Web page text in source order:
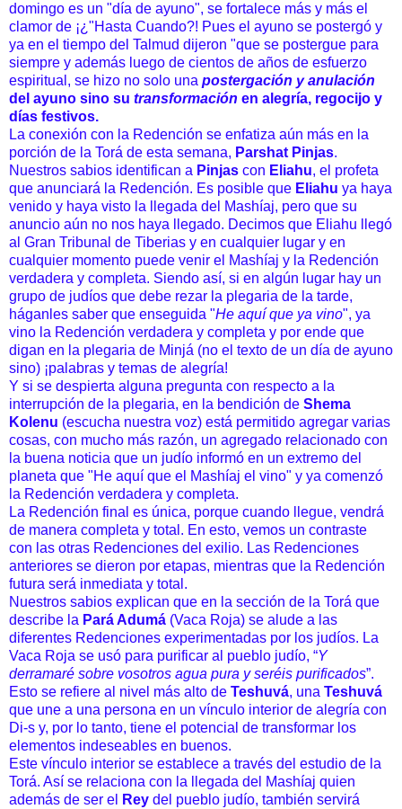
domingo es un "día de ayuno", se fortalece más y más el
clamor de ¡¿"Hasta Cuando?! Pues el ayuno se postergó y
ya en el tiempo del Talmud dijeron "que se postergue para
siempre y además luego de cientos de años de esfuerzo
espiritual, se hizo no solo una postergación y anulación
del ayuno sino su transformación en alegría, regocijo y
días festivos.
La conexión con la Redención se enfatiza aún más en la
porción de la Torá de esta semana, Parshat Pinjas.
Nuestros sabios identifican a Pinjas con Eliahu, el profeta
que anunciará la Redención. Es posible que Eliahu ya haya
venido y haya visto la llegada del Mashíaj, pero que su
anuncio aún no nos haya llegado. Decimos que Eliahu llegó
al Gran Tribunal de Tiberias y en cualquier lugar y en
cualquier momento puede venir el Mashíaj y la Redención
verdadera y completa. Siendo así, si en algún lugar hay un
grupo de judíos que debe rezar la plegaria de la tarde,
háganles saber que enseguida "He aquí que ya vino", ya
vino la Redención verdadera y completa y por ende que
digan en la plegaria de Minjá (no el texto de un día de ayuno
sino) ¡palabras y temas de alegría!
Y si se despierta alguna pregunta con respecto a la
interrupción de la plegaria, en la bendición de Shema
Kolenu (escucha nuestra voz) está permitido agregar varias
cosas, con mucho más razón, un agregado relacionado con
la buena noticia que un judío informó en un extremo del
planeta que "He aquí que el Mashíaj el vino" y ya comenzó
la Redención verdadera y completa.
La Redención final es única, porque cuando llegue, vendrá
de manera completa y total. En esto, vemos un contraste
con las otras Redenciones del exilio. Las Redenciones
anteriores se dieron por etapas, mientras que la Redención
futura será inmediata y total.
Nuestros sabios explican que en la sección de la Torá que
describe la Pará Adumá (Vaca Roja) se alude a las
diferentes Redenciones experimentadas por los judíos. La
Vaca Roja se usó para purificar al pueblo judío, “Y
derramaré sobre vosotros agua pura y seréis purificados”.
Esto se refiere al nivel más alto de Teshuvá, una Teshuvá
que une a una persona en un vínculo interior de alegría con
Di-s y, por lo tanto, tiene el potencial de transformar los
elementos indeseables en buenos.
Este vínculo interior se establece a través del estudio de la
Torá. Así se relaciona con la llegada del Mashíaj quien
además de ser el
Rey del pueblo judío, también servirá